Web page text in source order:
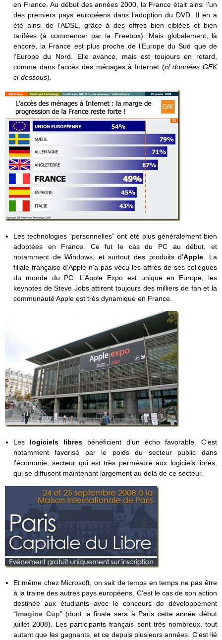
en France. Au début des années 2000, la France était ainsi l’un
des premiers pays européens dans l’adoption du DVD. Il en a
été ainsi de l’ADSL, grâce à des offres bien ciblées et bien
tarifées (à commencer par la Freebox). Mais globalement, là
encore, la France est plus proche de l’Europe du Sud que de
l’Europe du Nord. Elle avance, mais est toujours en retard,
comme dans l’accès des ménages à Internet (cf données GFK
ci-dessous).
Les technologies “personnelles” ont été plus généralement bien
adoptées en France. Ce fut le cas du PC au début, et
notamment de Windows, et surtout des produits d’Apple. La
filiale française d’Apple n’a pas vécu les affres de ses collègues
du monde du PC. L’Apple Expo est unique en Europe, les
keynotes de Steve Jobs attirent toujours des milliers de fan et la
communauté Apple est très dynamique en France.
Les logiciels libres bénéficient d’un écho favorable. C’est
notamment favorisé par le poids du secteur public dans
l’économie, secteur qui est très perméable aux logiciels libres,
qui se diffusent maintenant largement au delà de ce secteur.
Et même chez Microsoft, on sait de temps en temps ne pas être
à la traine des autres pays européens. C’est le cas de son action
destinée aux étudiants avec le concours de développement
“Imagine Cup” (dont la finale sera à Paris cette année début
juillet 2008). Les participants français sont très nombreux, tout
autant que les gagnants, et ce depuis plusieurs années. C’est lié